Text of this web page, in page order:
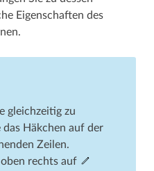
Eigenschaften des
gleichzeitig zu
Häkchen auf der
Zeilen.
rechts auf